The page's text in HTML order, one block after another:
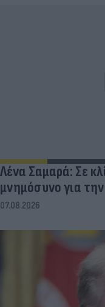
Λένα Σαμαρά: Σε
μνημόσυνο για
07.08.2026